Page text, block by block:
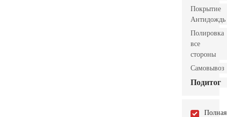
Покрытие
Антидождь
Полировка
все
стороны
Самовывоз
Подитог
Полная